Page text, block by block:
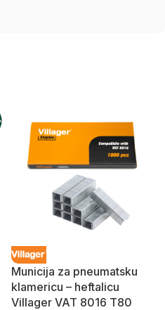
Municija za pneumatsku
klamericu – heftalicu
Villager VAT 8016 T80